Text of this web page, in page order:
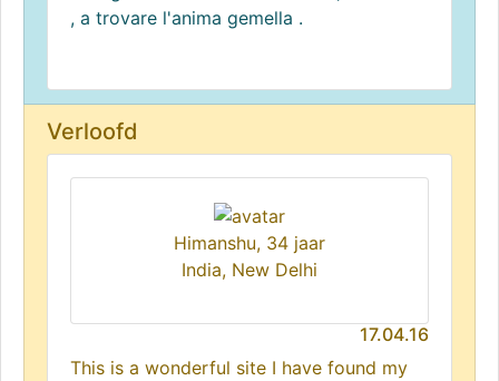
, a trovare l'anima gemella .
Verloofd
Himanshu, 34 jaar
India, New Delhi
17.04.16
This is a wonderful site I have found my